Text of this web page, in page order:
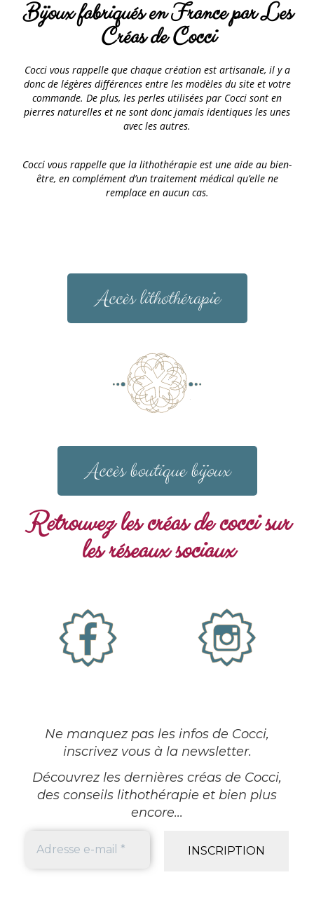
Bijoux fabriqués en France par Les
Créas de Cocci
Cocci vous rappelle que chaque création est artisanale, il y a
donc de légères différences entre les modèles du site et votre
commande. De plus, les perles utilisées par Cocci sont en
pierres naturelles et ne sont donc jamais identiques les unes
avec les autres.
Cocci vous rappelle que la lithothérapie est une aide au bien-
être, en complément d’un traitement médical qu’elle ne
remplace en aucun cas.
Accès lithothérapie
Accès boutique bijoux
Retrouvez les créas de cocci sur
les réseaux sociaux
Ne manquez pas les infos de Cocci,
inscrivez vous à la newsletter.
Découvrez les dernières créas de Cocci,
des conseils lithothérapie et bien plus
encore...